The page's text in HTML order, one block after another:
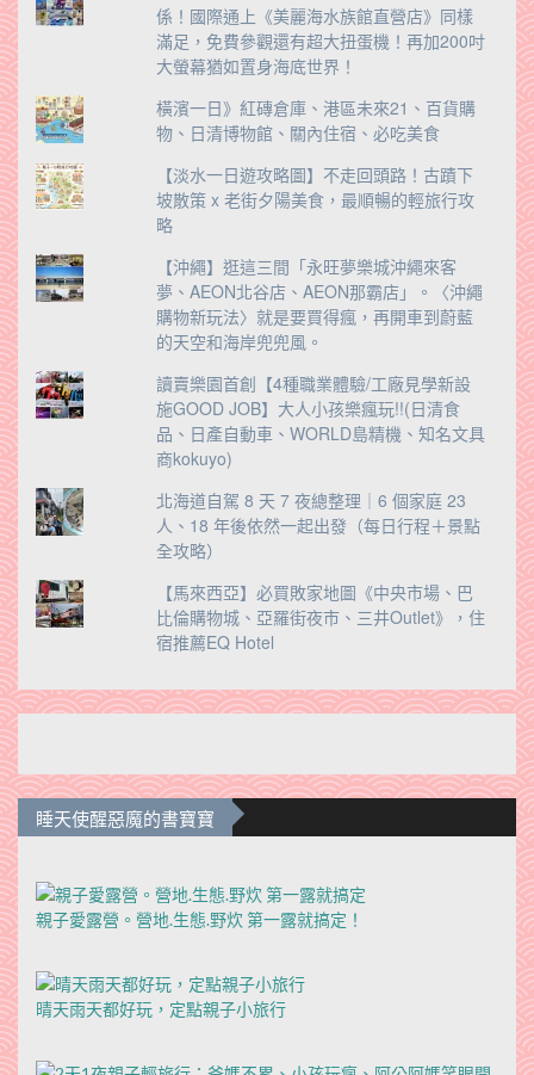
係！國際通上《美麗海水族館直營店》同樣
滿足，免費參觀還有超大扭蛋機！再加200吋
大螢幕猶如置身海底世界！
橫濱一日》紅磚倉庫、港區未來21、百貨購
物、日清博物館、關內住宿、必吃美食
【淡水一日遊攻略圖】不走回頭路！古蹟下
坡散策 x 老街夕陽美食，最順暢的輕旅行攻
略
【沖繩】逛這三間「永旺夢樂城沖繩來客
夢、AEON北谷店、AEON那霸店」。〈沖繩
購物新玩法〉就是要買得瘋，再開車到蔚藍
的天空和海岸兜兜風。
讀賣樂園首創【4種職業體驗/工廠見學新設
施GOOD JOB】大人小孩樂瘋玩!!(日清食
品、日產自動車、WORLD島精機、知名文具
商kokuyo)
北海道自駕 8 天 7 夜總整理｜6 個家庭 23
人、18 年後依然一起出發（每日行程＋景點
全攻略）
【馬來西亞】必買敗家地圖《中央市場、巴
比倫購物城、亞羅街夜市、三井Outlet》，住
宿推薦EQ Hotel
睡天使醒惡魔的書寶寶
親子愛露營。營地.生態.野炊 第一露就搞定！
晴天雨天都好玩，定點親子小旅行